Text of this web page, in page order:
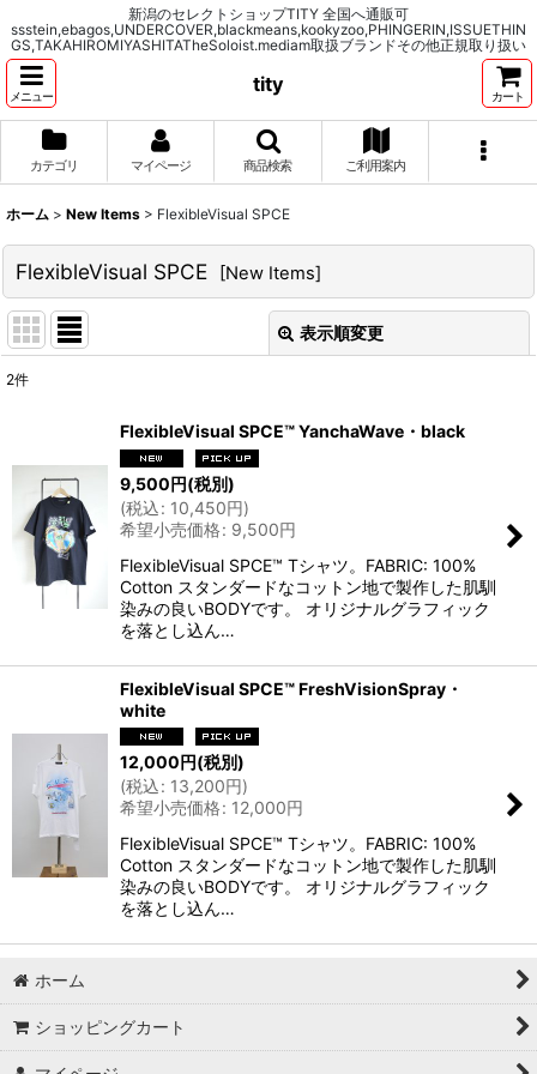
新潟のセレクトショップTITY 全国へ通販可
ssstein,ebagos,UNDERCOVER,blackmeans,kookyzoo,PHINGERIN,ISSUETHIN
GS,TAKAHIROMIYASHITATheSoloist.mediam取扱ブランドその他正規取り扱い
メニュー
tity
カート
カテゴリ マイページ 商品検索 ご利用案内
ホーム > New Items > FlexibleVisual SPCE
FlexibleVisual SPCE [New Items]
表示順変更
並び順:
絞り込む
2件
FlexibleVisual SPCE™ YanchaWave・black
9,500円(税別)
(税込: 10,450円)
希望小売価格: 9,500円
FlexibleVisual SPCE™ Tシャツ。FABRIC: 100%
Cotton スタンダードなコットン地で製作した肌馴
染みの良いBODYです。 オリジナルグラフィック
を落とし込ん…
FlexibleVisual SPCE™ FreshVisionSpray・
white
12,000円(税別)
(税込: 13,200円)
希望小売価格: 12,000円
FlexibleVisual SPCE™ Tシャツ。FABRIC: 100%
Cotton スタンダードなコットン地で製作した肌馴
染みの良いBODYです。 オリジナルグラフィック
を落とし込ん…
ホーム
ショッピングカート